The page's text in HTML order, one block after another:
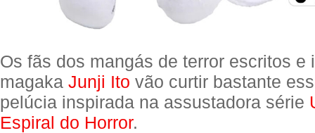
Os fãs dos mangás de terror escritos e
magaka Junji Ito vão curtir bastante
pelúcia inspirada na assustadora série
Espiral do Horror.